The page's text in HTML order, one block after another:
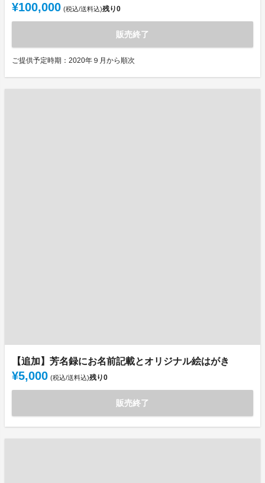
¥100,000 (税込/送料込)残り0
販売終了
ご提供予定時期：2020年９月から順次
【追加】芳名録にお名前記載とオリジナル絵はがき
¥5,000 (税込/送料込)残り0
販売終了